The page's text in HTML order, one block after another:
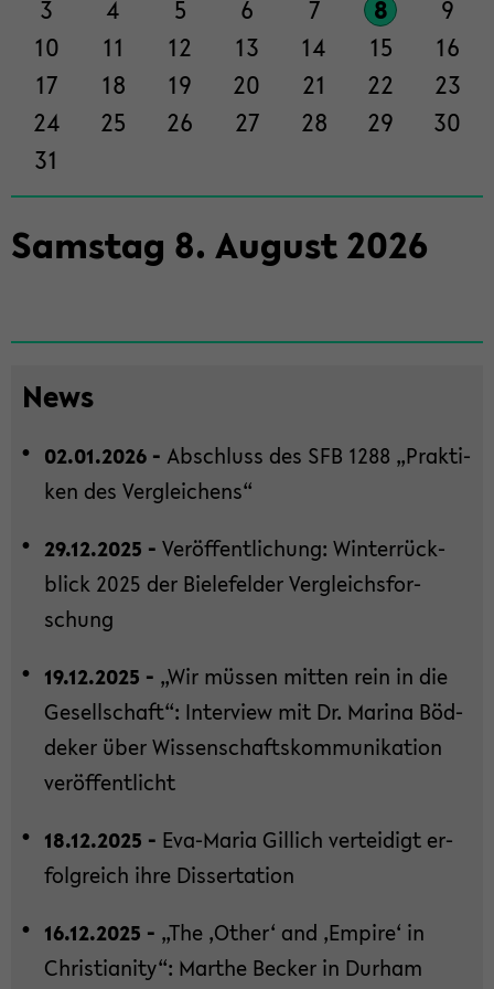
seln
3
4 5 6 7 8
9
10
11 12 13 14 15
16
17
18 19 20 21 22
23
24
25 26 27 28 29
30
31
Sams­tag 8. Au­gust2026
News
02.01.2026 - Ab­schluss des SFB 1288 „Prak­ti­
ken des Ver­glei­chens“
29.12.2025 - Ver­öf­fent­li­chung: Win­ter­rück­
blick 2025 der Bie­le­fel­der Ver­gleichs­for­
schung
19.12.2025 - „Wir müs­sen mit­ten rein in die
Ge­sell­schaft“: In­ter­view mit Dr. Ma­ri­na Böd­
de­ker über Wis­sen­schafts­kom­mu­ni­ka­ti­on
ver­öf­fent­licht
18.12.2025 - Eva-​Maria Gil­lich ver­tei­digt er­
folg­reich ihre Dis­ser­ta­ti­on
16.12.2025 - „The ‚Other‘ and ‚Em­pi­re‘ in
Chris­tia­ni­ty“: Mar­the Be­cker in Durham